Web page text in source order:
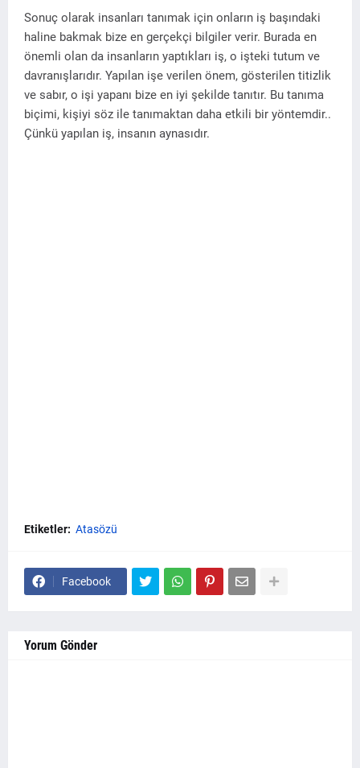
Sonuç olarak insanları tanımak için onların iş başındaki
haline bakmak bize en gerçekçi bilgiler verir. Burada en
önemli olan da insanların yaptıkları iş, o işteki tutum ve
davranışlarıdır. Yapılan işe verilen önem, gösterilen titizlik
ve sabır, o işi yapanı bize en iyi şekilde tanıtır. Bu tanıma
biçimi, kişiyi söz ile tanımaktan daha etkili bir yöntemdir..
Çünkü yapılan iş, insanın aynasıdır.
Etiketler: Atasözü
Facebook
Yorum Gönder